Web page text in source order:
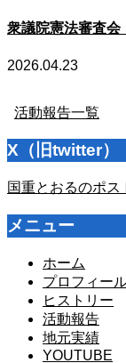
衆議院憲法審査
2026.04.23
活動報告一覧
X（旧twitter）
国重とおるのポス
メニュー
ホーム
プロフィー
ヒストリー
活動報告
地元実績
YOUTUBE